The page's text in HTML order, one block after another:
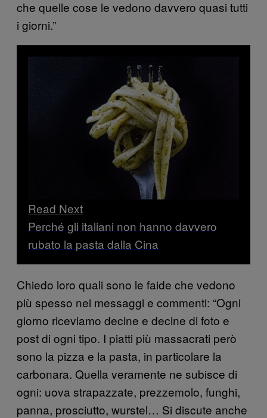
che quelle cose le vedono davvero quasi tutti
i giorni.”
Read Next
Perché gli italiani non hanno davvero
rubato la pasta dalla Cina
Chiedo loro quali sono le faide che vedono
più spesso nei messaggi e commenti: “Ogni
giorno riceviamo decine e decine di foto e
post di ogni tipo. I piatti più massacrati però
sono la pizza e la pasta, in particolare la
carbonara. Quella veramente ne subisce di
ogni: uova strapazzate, prezzemolo, funghi,
panna, prosciutto, wurstel… Si discute anche